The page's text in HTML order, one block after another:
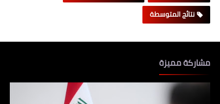
نتائج المتوسطة
مشاركة مميزة